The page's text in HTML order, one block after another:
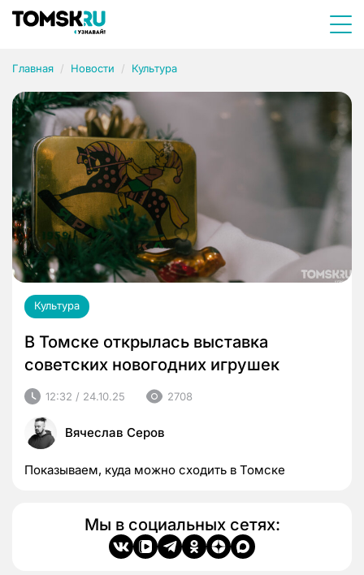
Главная Новости Культура
Культура
В Томске открылась выставка
советских новогодних игрушек
12:32 / 24.10.25 2708
Вячеслав Серов
Показываем, куда можно сходить в Томске
Мы в социальных сетях: